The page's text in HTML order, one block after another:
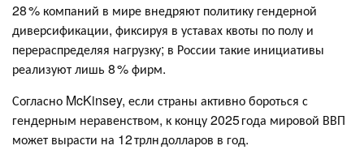
28 % компаний в мире внедряют политику гендерной
диверсификации, фиксируя в уставах квоты по полу и
перераспределяя нагрузку; в России такие инициативы
реализуют лишь 8 % фирм.
Согласно McKinsey, если страны активно бороться с
гендерным неравенством, к концу 2025 года мировой ВВП
может вырасти на 12 трлн долларов в год.